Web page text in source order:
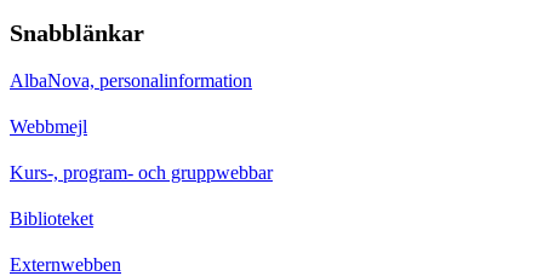
Snabblänkar
AlbaNova, personalinformation
Webbmejl
Kurs-, program- och gruppwebbar
Biblioteket
Externwebben